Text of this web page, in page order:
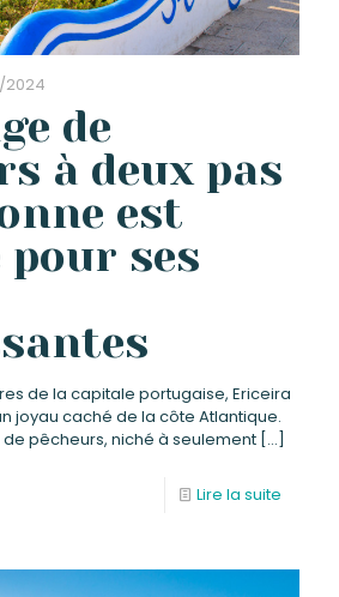
2024
de
à deux pas
est
pour ses
de la capitale portugaise, Ericeira
joyau caché de la côte Atlantique.
pêcheurs, niché à seulement […]
Lire la suite